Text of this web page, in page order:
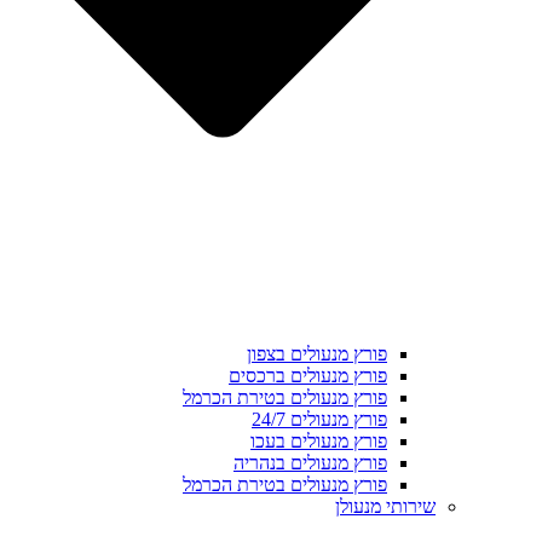
פורץ מנעולים בצפון
פורץ מנעולים ברכסים
פורץ מנעולים בטירת הכרמל
פורץ מנעולים 24/7
פורץ מנעולים בעכו
פורץ מנעולים בנהריה
פורץ מנעולים בטירת הכרמל
שירותי מנעולן